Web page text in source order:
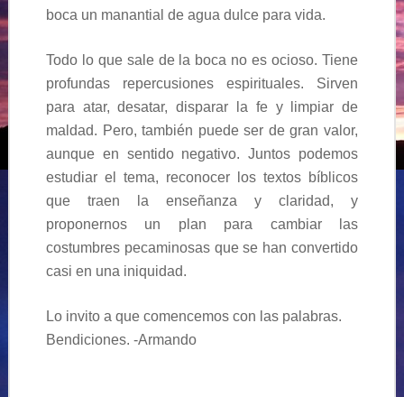
boca un manantial de agua dulce para vida.
Todo lo que sale de la boca no es ocioso. Tiene
profundas repercusiones espirituales. Sirven
para atar, desatar, disparar la fe y limpiar de
maldad. Pero, también puede ser de gran valor,
aunque en sentido negativo. Juntos podemos
estudiar el tema, reconocer los textos bíblicos
que traen la enseñanza y claridad, y
proponernos un plan para cambiar las
costumbres pecaminosas que se han convertido
casi en una iniquidad.
Lo invito a que comencemos con las palabras.
Bendiciones. -Armando